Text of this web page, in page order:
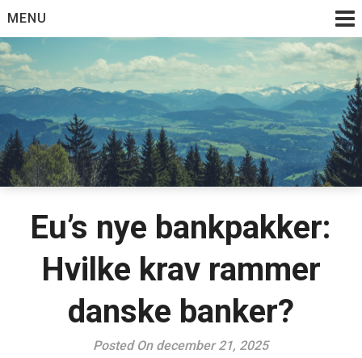
to
content
MENU
Eu’s nye bankpakker:
Hvilke krav rammer
danske banker?
Posted On december 21, 2025